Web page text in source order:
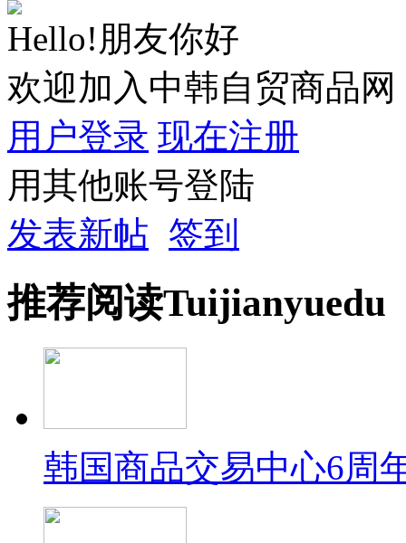
Hello!朋友你好
欢迎加入中韩自贸商品网
用户登录 现在注册
用其他账号登陆
发表新帖 签到
推荐阅读Tuijianyuedu
韩国商品交易中心6周